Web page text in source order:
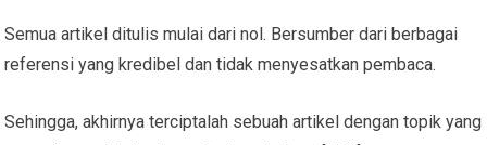
Semua artikel ditulis mulai dari nol. Bersumber dari berbagai
referensi yang kredibel dan tidak menyesatkan pembaca.
Sehingga, akhirnya terciptalah sebuah artikel dengan topik yang